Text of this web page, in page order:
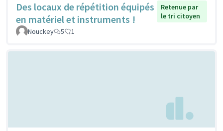
Des locaux de répétition équipés
en matériel et instruments !
Retenue par
le tri citoyen
Nouckey
5 1